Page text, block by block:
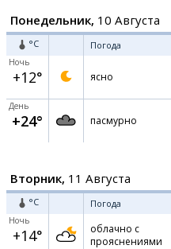
Понедельник, 10 Августа
°C Погода
Ночь
+12° ясно
День
+24° пасмурно
Вторник, 11 Августа
°C Погода
Ночь
+14°
облачно с
прояснениями